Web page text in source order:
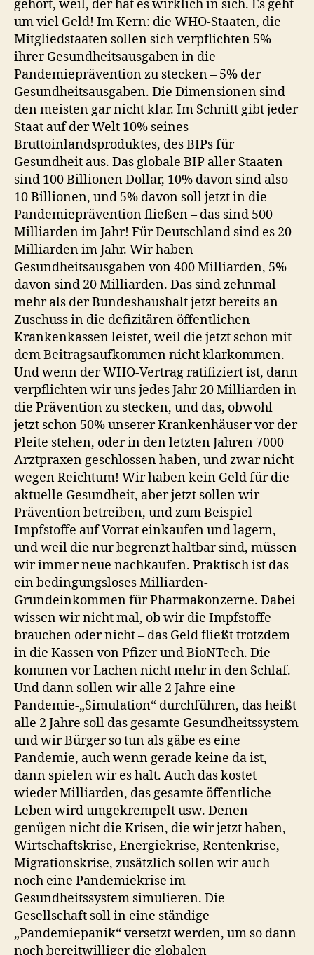
gehört, weil, der hat es wirklich in sich. Es geht
um viel Geld! Im Kern: die WHO-Staaten, die
Mitgliedstaaten sollen sich verpflichten 5%
ihrer Gesundheitsausgaben in die
Pandemieprävention zu stecken – 5% der
Gesundheitsausgaben. Die Dimensionen sind
den meisten gar nicht klar. Im Schnitt gibt jeder
Staat auf der Welt 10% seines
Bruttoinlandsproduktes, des BIPs für
Gesundheit aus. Das globale BIP aller Staaten
sind 100 Billionen Dollar, 10% davon sind also
10 Billionen, und 5% davon soll jetzt in die
Pandemieprävention fließen – das sind 500
Milliarden im Jahr! Für Deutschland sind es 20
Milliarden im Jahr. Wir haben
Gesundheitsausgaben von 400 Milliarden, 5%
davon sind 20 Milliarden. Das sind zehnmal
mehr als der Bundeshaushalt jetzt bereits an
Zuschuss in die defizitären öffentlichen
Krankenkassen leistet, weil die jetzt schon mit
dem Beitragsaufkommen nicht klarkommen.
Und wenn der WHO-Vertrag ratifiziert ist, dann
verpflichten wir uns jedes Jahr 20 Milliarden in
die Prävention zu stecken, und das, obwohl
jetzt schon 50% unserer Krankenhäuser vor der
Pleite stehen, oder in den letzten Jahren 7000
Arztpraxen geschlossen haben, und zwar nicht
wegen Reichtum! Wir haben kein Geld für die
aktuelle Gesundheit, aber jetzt sollen wir
Prävention betreiben, und zum Beispiel
Impfstoffe auf Vorrat einkaufen und lagern,
und weil die nur begrenzt haltbar sind, müssen
wir immer neue nachkaufen. Praktisch ist das
ein bedingungsloses Milliarden-
Grundeinkommen für Pharmakonzerne. Dabei
wissen wir nicht mal, ob wir die Impfstoffe
brauchen oder nicht – das Geld fließt trotzdem
in die Kassen von Pfizer und BioNTech. Die
kommen vor Lachen nicht mehr in den Schlaf.
Und dann sollen wir alle 2 Jahre eine
Pandemie-„Simulation“ durchführen, das heißt
alle 2 Jahre soll das gesamte Gesundheitssystem
und wir Bürger so tun als gäbe es eine
Pandemie, auch wenn gerade keine da ist,
dann spielen wir es halt. Auch das kostet
wieder Milliarden, das gesamte öffentliche
Leben wird umgekrempelt usw. Denen
genügen nicht die Krisen, die wir jetzt haben,
Wirtschaftskrise, Energiekrise, Rentenkrise,
Migrationskrise, zusätzlich sollen wir auch
noch eine Pandemiekrise im
Gesundheitssystem simulieren. Die
Gesellschaft soll in eine ständige
„Pandemiepanik“ versetzt werden, um so dann
noch bereitwilliger die globalen